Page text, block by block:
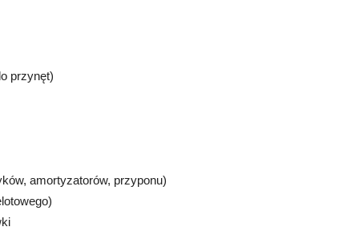
przynęt)
amortyzatorów, przyponu)